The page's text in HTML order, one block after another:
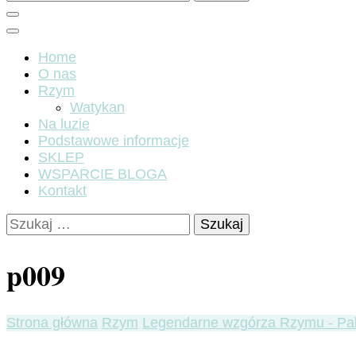
Home
O nas
Rzym
Watykan
Na luzie
Podstawowe informacje
SKLEP
WSPARCIE BLOGA
Kontakt
Szukaj:
p009
Strona główna Rzym Legendarne wzgórza Rzymu -